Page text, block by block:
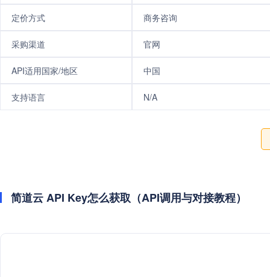
定价方式 商务咨询
采购渠道 官网
API适用国家/地区 中国
支持语言 N/A
简道云 API Key怎么获取（API调用与对接教程）